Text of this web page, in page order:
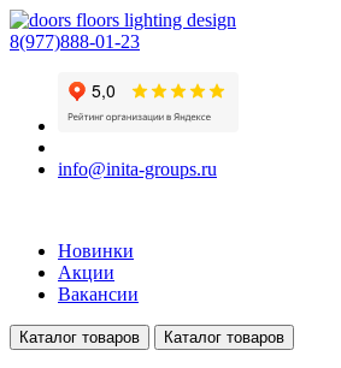
8(977)888-01-23
info@inita-groups.ru
Новинки
Акции
Вакансии
Каталог товаров Каталог товаров